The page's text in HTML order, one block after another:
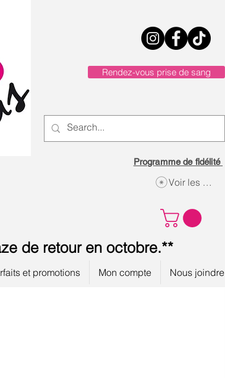
Rendez-vous prise de sang
Programme de fidélité
Voir les points
de retour en octobre.**
et promotions Mon compte Nous joindre